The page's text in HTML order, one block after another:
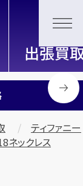
取専門店「買取大
ティファニー
ネックレス